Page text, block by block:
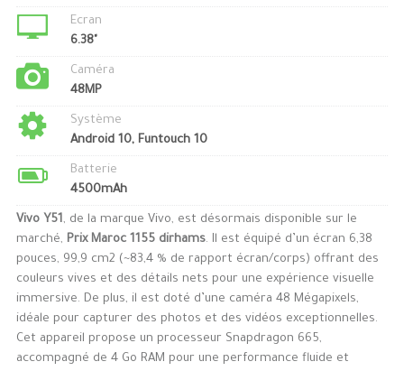
Ecran
6.38"
Caméra
48MP
Système
Android 10, Funtouch 10
Batterie
4500mAh
Vivo Y51, de la marque Vivo, est désormais disponible sur le
marché, Prix Maroc 1155 dirhams. Il est équipé d’un écran 6,38
pouces, 99,9 cm2 (~83,4 % de rapport écran/corps) offrant des
couleurs vives et des détails nets pour une expérience visuelle
immersive. De plus, il est doté d’une caméra 48 Mégapixels,
idéale pour capturer des photos et des vidéos exceptionnelles.
Cet appareil propose un processeur Snapdragon 665,
accompagné de 4 Go RAM pour une performance fluide et